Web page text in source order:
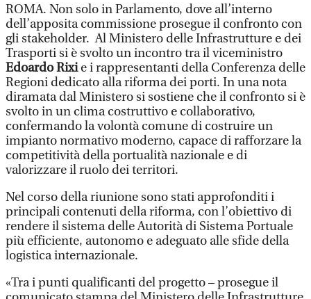
ROMA. Non solo in Parlamento, dove all’interno
dell’apposita commissione prosegue il confronto con
gli stakeholder. Al Ministero delle Infrastrutture e dei
Trasporti si è svolto un incontro tra il viceministro
Edoardo Rixie i rappresentanti della Conferenza delle
Regioni dedicato alla riforma dei porti. In una nota
diramata dal Ministero si sostiene che il confronto si è
svolto in un clima costruttivo e collaborativo,
confermando la volontà comune di costruire un
impianto normativo moderno, capace di rafforzare la
competitività della portualità nazionale e di
valorizzare il ruolo dei territori.
Nel corso della riunione sono stati approfonditi i
principali contenuti della riforma, con l’obiettivo di
rendere il sistema delle Autorità di Sistema Portuale
più efficiente, autonomo e adeguato alle sfide della
logistica internazionale.
«Tra i punti qualificanti del progetto – prosegue il